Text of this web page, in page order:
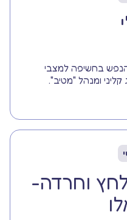
הנפש בחשיפה למצבי
ומנהל "מטיב".
וחרדה-